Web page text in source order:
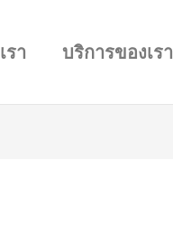
รา บริการของเรา